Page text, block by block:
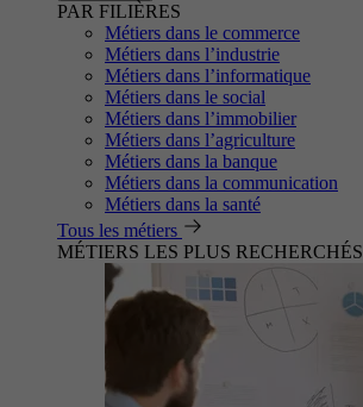
PAR FILIÈRES
Métiers dans le commerce
Métiers dans l’industrie
Métiers dans l’informatique
Métiers dans le social
Métiers dans l’immobilier
Métiers dans l’agriculture
Métiers dans la banque
Métiers dans la communication
Métiers dans la santé
Tous les métiers
MÉTIERS LES PLUS RECHERCHÉS